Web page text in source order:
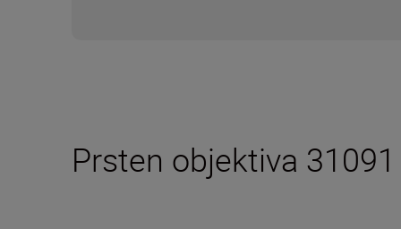
Prsten objektiva 31091